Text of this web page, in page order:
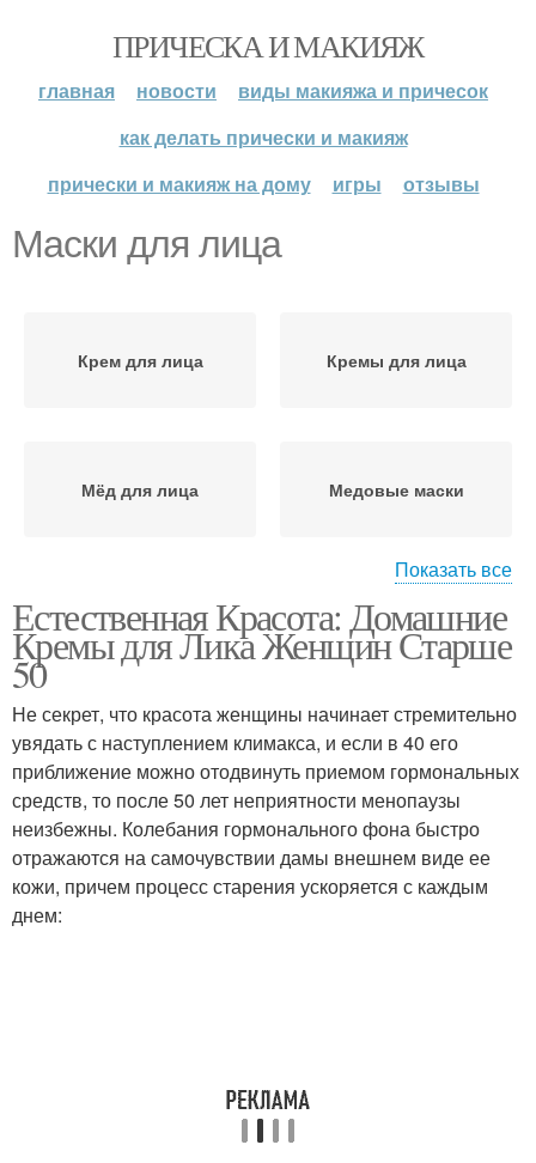
ПРИЧЕСКА И МАКИЯЖ
главная новости
виды макияжа и причесок
как делать прически и макияж
прически и макияж на дому
игры отзывы
Маски для лица
Крем для лица Кремы для лица
Мёд для лица Медовые маски
Эффективные маски Упражнения для лица
Маски из петрушки Маска для лица
Лица перед
применением
Домашний маска
Показать все
Естественная Красота: Домашние
Кремы для Лика Женщин Старше
50
Не секрет, что красота женщины начинает стремительно
увядать с наступлением климакса, и если в 40 его
приближение можно отодвинуть приемом гормональных
средств, то после 50 лет неприятности менопаузы
неизбежны. Колебания гормонального фона быстро
отражаются на самочувствии дамы внешнем виде ее
кожи, причем процесс старения ускоряется с каждым
днем: